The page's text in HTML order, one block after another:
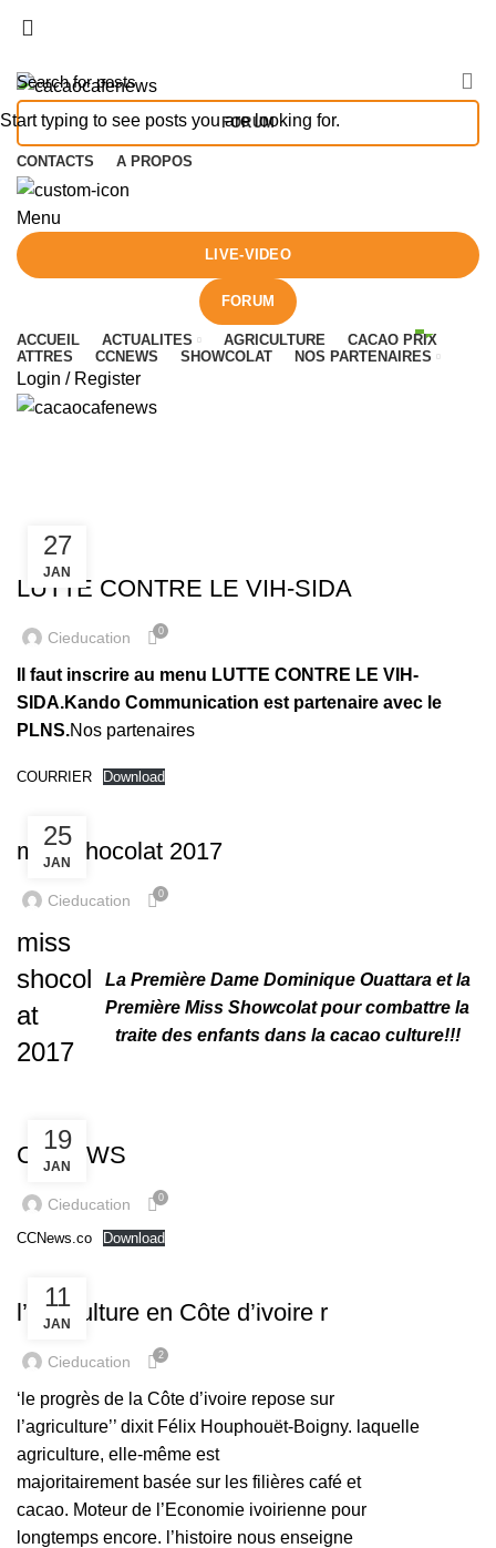
FORUM
CONTACTS A PROPOS
Menu
LIVE-VIDEO
FORUM
ACCUEIL ACTUALITES AGRICULTURE
CACAO PRIX
ATTRES
CCNEWS SHOWCOLAT NOS PARTENAIRES
Login / Register
27
JAN
PARTENAIRES
LUTTE CONTRE LE VIH-SIDA
Cieducation 0
Il faut inscrire au menu LUTTE CONTRE LE VIH-
SIDA.Kando Communication est partenaire avec le
PLNS.Nos partenaires
COURRIER Download
25
JAN
miss shocolat 2017
Cieducation 0
miss
shocol
at
2017
La Première Dame Dominique Ouattara et la
Première Miss Showcolat pour combattre la
traite des enfants dans la cacao culture!!!
19
JAN
CCNEWS
Cieducation 0
CCNews.co Download
11
JAN
l’agriculture en Côte d’ivoire r
Cieducation 2
‘le progrès de la Côte d’ivoire repose sur
l’agriculture’’ dixit Félix Houphouët-Boigny. laquelle
agriculture, elle-même est
majoritairement basée sur les filières café et
cacao. Moteur de l’Economie ivoirienne pour
longtemps encore. l’histoire nous enseigne
Start typing to see posts you are looking for.